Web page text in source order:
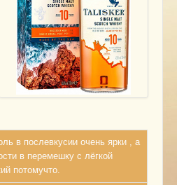
в послевкусии очень ярки , а
в перемешку с лёгкой
потомучто.